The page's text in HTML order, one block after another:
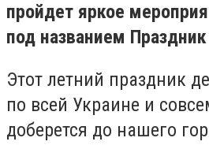
пройдет яркое
под названием
Этот летний праздник
по всей Украине и
доберется до нашего